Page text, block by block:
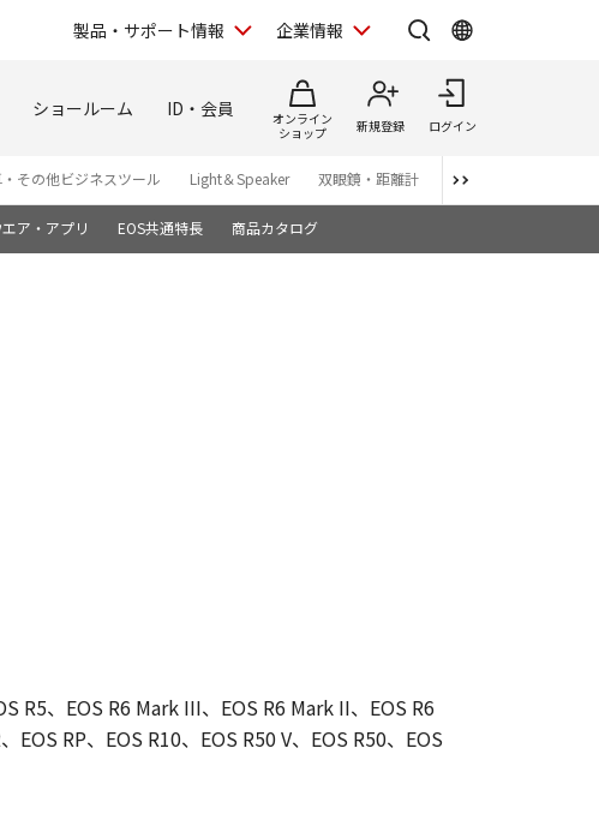
製品・サポート情報 企業情報
ショールーム ID・会員
オンライン
ショップ
新規登録 ログイン
その他ビジネスツール Light＆Speaker 双眼鏡・距離計 写真集
ア・アプリ EOS共通特長 商品カタログ
R5、EOS R6 Mark III、EOS R6 Mark II、EOS R6
EOS RP、EOS R10、EOS R50 V、EOS R50、EOS